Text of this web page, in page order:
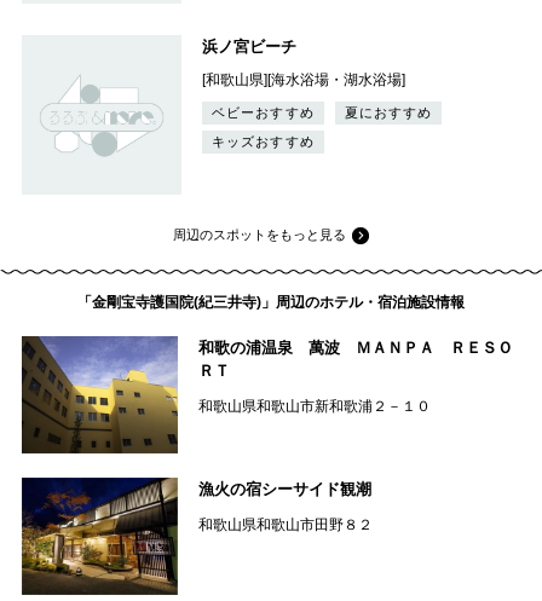
浜ノ宮ビーチ
[和歌山県][海水浴場・湖水浴場]
ベビーおすすめ
夏におすすめ
キッズおすすめ
周辺のスポットをもっと見る
「金剛宝寺護国院(紀三井寺)」周辺のホテル・宿泊施設情報
和歌の浦温泉 萬波 ＭＡＮＰＡ ＲＥＳＯ
ＲＴ
和歌山県和歌山市新和歌浦２－１０
漁火の宿シーサイド観潮
和歌山県和歌山市田野８２